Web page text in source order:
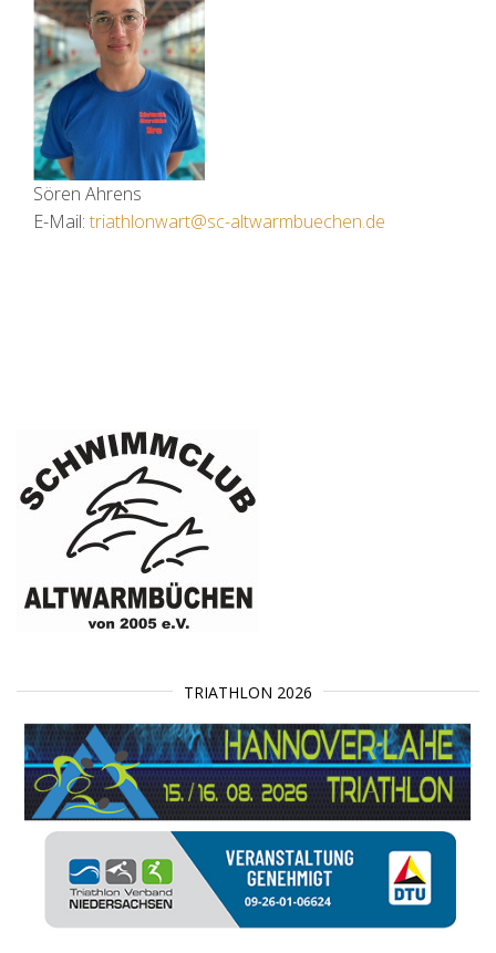
Sören Ahrens
E-Mail: triathlonwart@sc-altwarmbuechen.de
TRIATHLON 2026